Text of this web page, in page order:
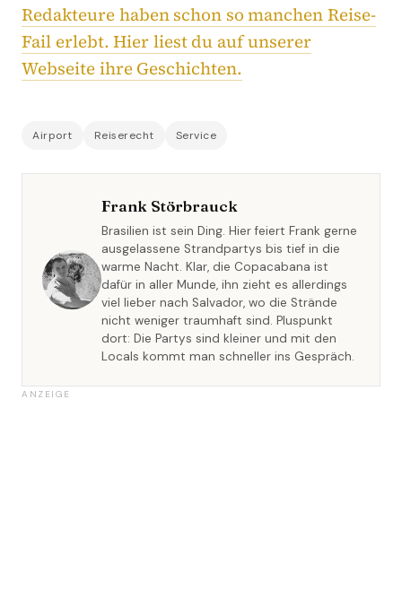
Redakteure haben schon so manchen Reise-
Fail erlebt. Hier liest du auf unserer
Webseite ihre Geschichten.
Airport Reiserecht Service
Frank Störbrauck
Brasilien ist sein Ding. Hier feiert Frank gerne
ausgelassene Strandpartys bis tief in die
warme Nacht. Klar, die Copacabana ist
dafür in aller Munde, ihn zieht es allerdings
viel lieber nach Salvador, wo die Strände
nicht weniger traumhaft sind. Pluspunkt
dort: Die Partys sind kleiner und mit den
Locals kommt man schneller ins Gespräch.
ANZEIGE